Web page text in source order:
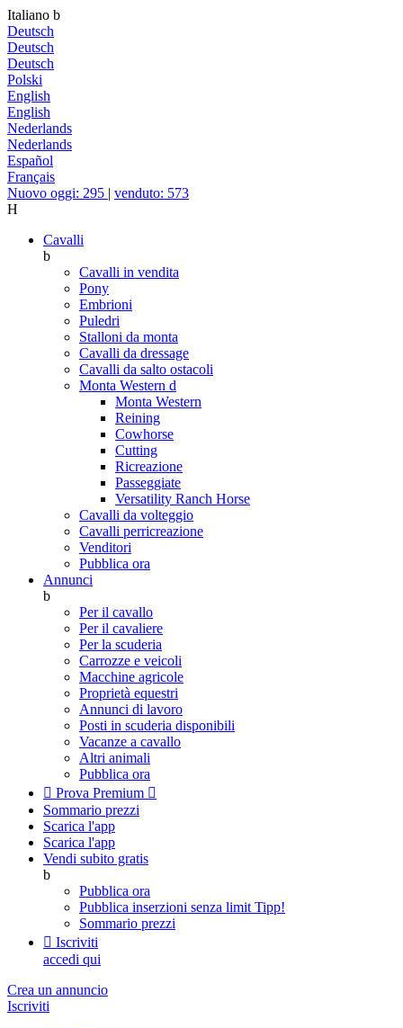
Italiano b
Deutsch
Deutsch
Deutsch
Polski
English
English
Nederlands
Nederlands
Español
Français
Nuovo oggi: 295 | venduto: 573
H
Cavalli
b
Cavalli in vendita
Pony
Embrioni
Puledri
Stalloni da monta
Cavalli da dressage
Cavalli da salto ostacoli
Monta Western d
Monta Western
Reining
Cowhorse
Cutting
Ricreazione
Passeggiate
Versatility Ranch Horse
Cavalli da volteggio
Cavalli perricreazione
Venditori
Pubblica ora
Annunci
b
Per il cavallo
Per il cavaliere
Per la scuderia
Carrozze e veicoli
Macchine agricole
Proprietà equestri
Annunci di lavoro
Posti in scuderia disponibili
Vacanze a cavallo
Altri animali
Pubblica ora
 Prova Premium 
Sommario prezzi
Scarica l'app
Scarica l'app
Vendi subito gratis
b
Pubblica ora
Pubblica inserzioni senza limit Tipp!
Sommario prezzi
 Iscriviti
accedi qui
Crea un annuncio
Iscriviti